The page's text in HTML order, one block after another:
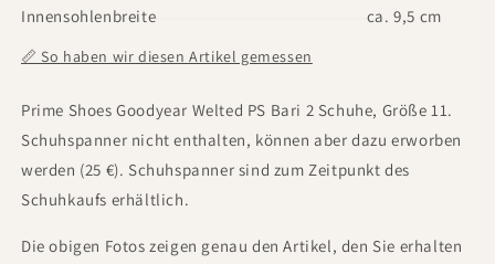
Innensohlenbreite
ca. 9,5 cm
📏 So haben wir diesen Artikel gemessen
Prime Shoes Goodyear Welted PS Bari 2 Schuhe, Größe 11.
Schuhspanner nicht enthalten, können aber dazu erworben
werden (25 €). Schuhspanner sind zum Zeitpunkt des
Schuhkaufs erhältlich.
Die obigen Fotos zeigen genau den Artikel, den Sie erhalten